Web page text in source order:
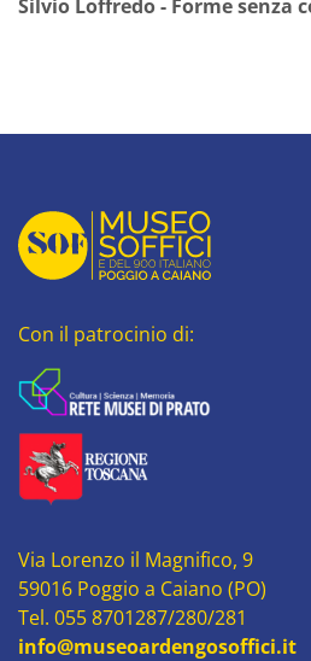
Silvio Loffredo - Forme senza
Con il patrocinio di:
Via Lorenzo il Magnifico, 9
59016 Poggio a Caiano (PO)
Tel. 055 8701287/280/281
info@museoardengosoffici.it